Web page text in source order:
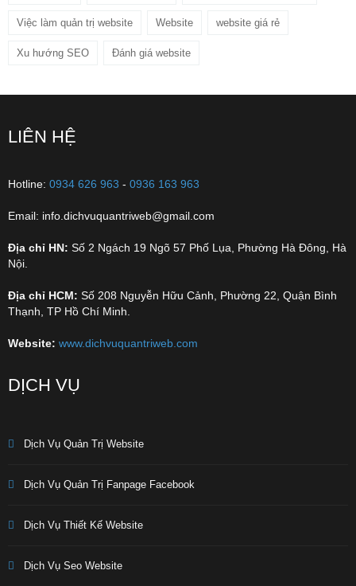
Việc làm quản trị website Website website giá rẻ
Xu hướng SEO Đánh giá website
LIÊN HỆ
Hotline: 0934 626 963 - 0936 163 963
Email: info.dichvuquantriweb@gmail.com
Địa chỉ HN: Số 2 Ngách 19 Ngõ 57 Phố Lụa, Phường Hà Đông, Hà
Nội.
Địa chỉ HCM: Số 208 Nguyễn Hữu Cảnh, Phường 22, Quận Bình
Thạnh, TP Hồ Chí Minh.
Website: www.dichvuquantriweb.com
DỊCH VỤ
Dịch Vụ Quản Trị Website
Dịch Vụ Quản Trị Fanpage Facebook
Dịch Vụ Thiết Kế Website
Dịch Vụ Seo Website